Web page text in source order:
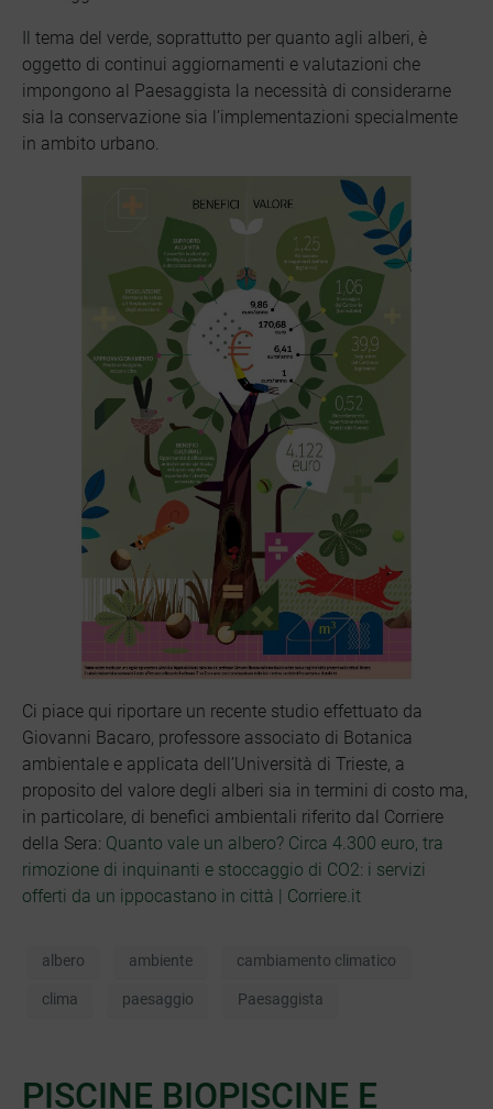
Il tema del verde, soprattutto per quanto agli alberi, è
oggetto di continui aggiornamenti e valutazioni che
impongono al Paesaggista la necessità di considerarne
sia la conservazione sia l’implementazioni specialmente
in ambito urbano.
Ci piace qui riportare un recente studio effettuato da
Giovanni Bacaro, professore associato di Botanica
ambientale e applicata dell’Università di Trieste, a
proposito del valore degli alberi sia in termini di costo ma,
in particolare, di benefici ambientali riferito dal Corriere
della Sera: Quanto vale un albero? Circa 4.300 euro, tra
rimozione di inquinanti e stoccaggio di CO2: i servizi
offerti da un ippocastano in città | Corriere.it
albero ambiente cambiamento climatico
clima paesaggio Paesaggista
PISCINE BIOPISCINE E